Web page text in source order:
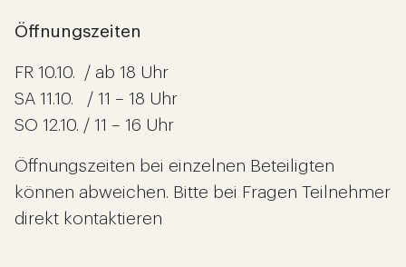
Öffnungszeiten
FR 10.10. / ab 18 Uhr
SA 11.10. / 11 – 18 Uhr
SO 12.10. / 11 – 16 Uhr
Öffnungszeiten bei einzelnen Beteiligten
können abweichen. Bitte bei Fragen Teilnehmer
direkt kontaktieren